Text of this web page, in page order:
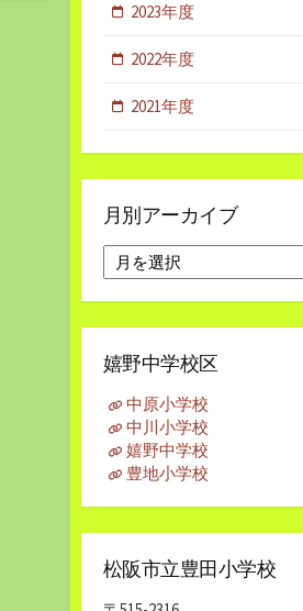
2023年度
2022年度
2021年度
月別アーカイブ
別
ア
ー
イ
嬉野中学校区
中原小学校
中川小学校
嬉野中学校
豊地小学校
松阪市立豊田小学校